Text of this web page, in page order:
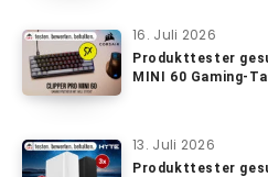
16. Juli 2026
Produkttester
MINI 60 Gaming-
13. Juli 2026
Produkttester